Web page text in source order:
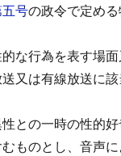
号の政令で定め
な行為を表す場
又は有線放送に
との一時の性的
ものとし、音声